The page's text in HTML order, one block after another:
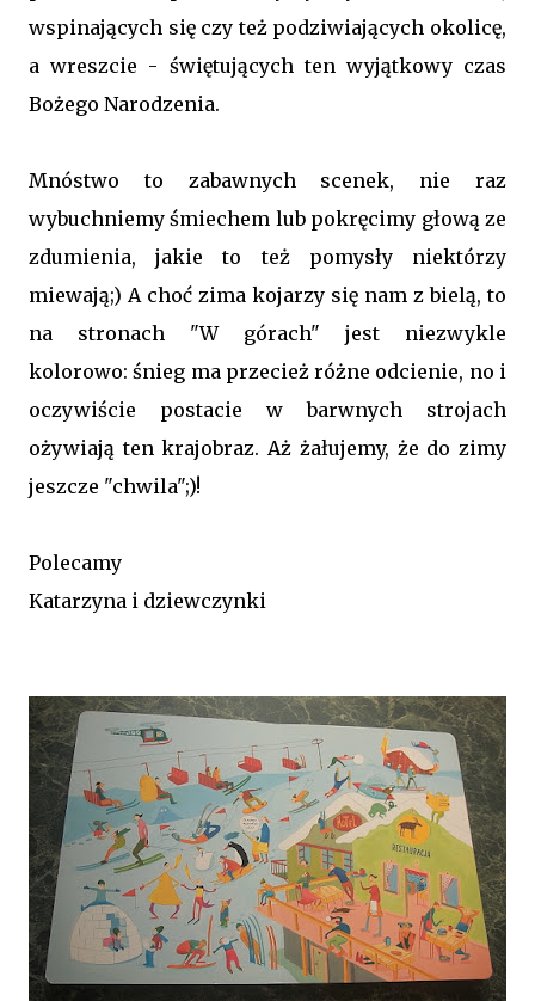
wspinających się czy też podziwiających okolicę,
a wreszcie - świętujących ten wyjątkowy czas
Bożego Narodzenia.
Mnóstwo to zabawnych scenek, nie raz
wybuchniemy śmiechem lub pokręcimy głową ze
zdumienia, jakie to też pomysły niektórzy
miewają;) A choć zima kojarzy się nam z bielą, to
na stronach "W górach" jest niezwykle
kolorowo: śnieg ma przecież różne odcienie, no i
oczywiście postacie w barwnych strojach
ożywiają ten krajobraz. Aż żałujemy, że do zimy
jeszcze "chwila";)!
Polecamy
Katarzyna i dziewczynki